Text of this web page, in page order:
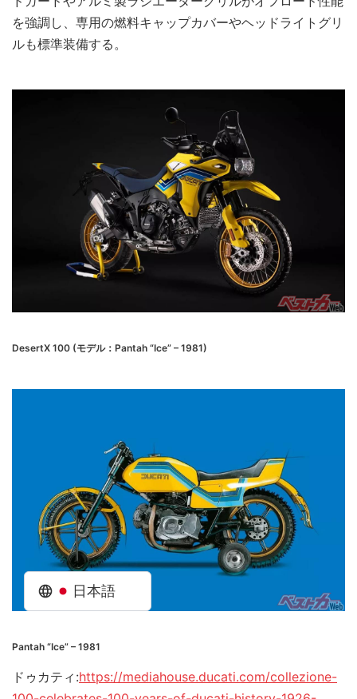
日本語
を強調し、専用の燃料キャップカバーやヘッドライトグリ
ルも標準装備する。
DesertX 100 (モデル：Pantah “Ice” – 1981)
Pantah “Ice” – 1981
ドゥカティ:https://mediahouse.ducati.com/collezione-